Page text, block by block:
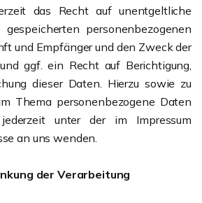
das Recht auf unentgeltliche
personenbezogenen
und Empfänger und den Zweck der
ggf. ein Recht auf Berichtigung,
dieser Daten. Hierzu sowie zu
Thema personenbezogene Daten
unter der im Impressum
an uns wenden.
der Verarbeitung